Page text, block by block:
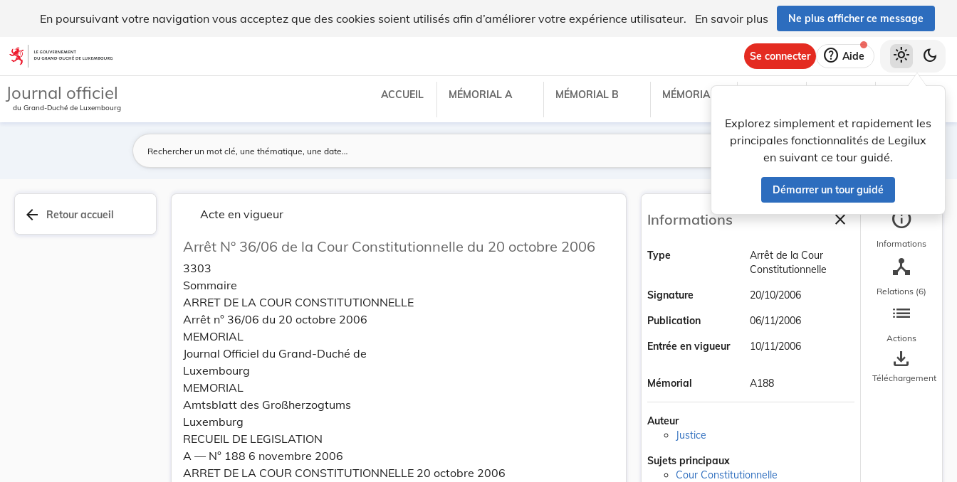
En poursuivant votre navigation vous acceptez que des cookies soient utilisés afin d’améliorer votre expérience utilisateur. En savoir plus Ne plus afficher ce message
Aller au contenu
Se connecter help Aide
Explorez simplement et rapidement les
principales fonctionnalités de Legilux
en suivant ce tour guidé.
Démarrer un tour guidé
light_mode dark_mode
Journal officiel
du Grand-Duché de Luxembourg
ACCUEIL MÉMORIAL A MÉMORIAL B MÉMORIAL C
Lancer la recherche
Filtres
arrow_back Retour accueil Acte en vigueur
Arrêt N° 36/06 de la Cour Constitutionnelle du 20 octobre 2006
3303
Sommaire
ARRET DE LA COUR CONSTITUTIONNELLE
Arrêt n° 36/06 du 20 octobre 2006
MEMORIAL
Journal Officiel du Grand-Duché de
Luxembourg
MEMORIAL
Amtsblatt des Großherzogtums
Luxemburg
RECUEIL DE LEGISLATION
A –– N° 188 6 novembre 2006
ARRET DE LA COUR CONSTITUTIONNELLE 20 octobre 2006
Informations closeFermer la barre
Type
Arrêt de la Cour
Constitutionnelle
Signature
20/10/2006
Publication
06/11/2006
Entrée en vigueur
10/11/2006
Mémorial A188
Auteur
Justice
Sujets principaux
Cour Constitutionnelle
info
Informations
device_hub
Relations (6)
list
Actions
save_alt
Téléchargement